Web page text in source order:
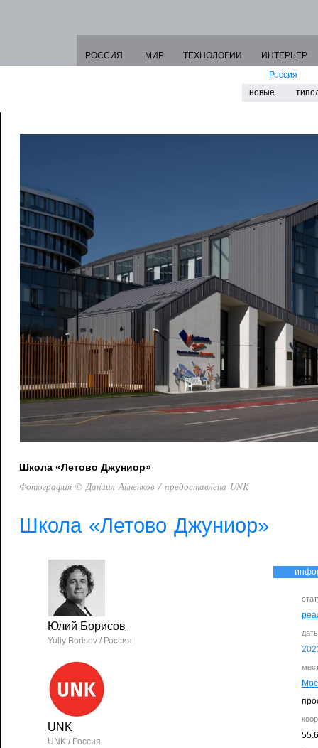
РОССИЯ МИР ТЕХНОЛОГИИ
ИНТЕРЬЕР
Россия
новые
Школа «Летово Джуниор»
Фотография © Даниил Анненков / предоставлена UNK
Школа «Летово Джуниор»
Юлий Борисов
Yuliy Borisov / Россия
UNK
UNK / Россия